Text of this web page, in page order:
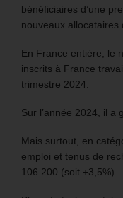
bénéficiaires d’une
nouveaux allocataires
En France entière, le
inscrits à France
trimestre 2024.
Sur l’année 2024, il a
Mais surtout, en
emploi et tenus de
106 200 (soit +3,5%).